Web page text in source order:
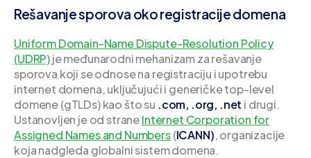
Rešavanje sporova oko registracije domena
Uniform Domain-Name Dispute-Resolution Policy
(UDRP)je međunarodni mehanizam za rešavanje
sporova koji se odnose na registraciju i upotrebu
internet domena, uključujući i generičke top-level
domene (gTLDs) kao što su .com, .org, .net i drugi.
Ustanovljen je od straneInternet Corporation for
Assigned Names and Numbers(ICANN), organizacije
koja nadgleda globalni sistem domena.